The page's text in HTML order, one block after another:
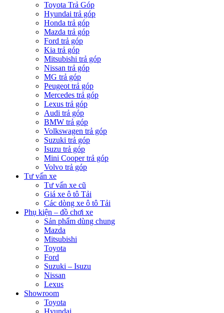
Toyota Trả Góp
Hyundai trả góp
Honda trả góp
Mazda trả góp
Ford trả góp
Kia trả góp
Mitsubishi trả góp
Nissan trả góp
MG trả góp
Peugeot trả góp
Mercedes trả góp
Lexus trả góp
Audi trả góp
BMW trả góp
Volkswagen trả góp
Suzuki trả góp
Isuzu trả góp
Mini Cooper trả góp
Volvo trả góp
Tư vấn xe
Tư vấn xe cũ
Giá xe ô tô Tải
Các dòng xe ô tô Tải
Phụ kiện – đồ chơi xe
Sản phẩm dùng chung
Mazda
Mitsubishi
Toyota
Ford
Suzuki – Isuzu
Nissan
Lexus
Showroom
Toyota
Hyundai